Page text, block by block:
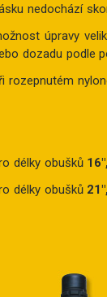
nedochází
úpravy
dozadu podle
rozepnutém
délky obušků
délky obušků